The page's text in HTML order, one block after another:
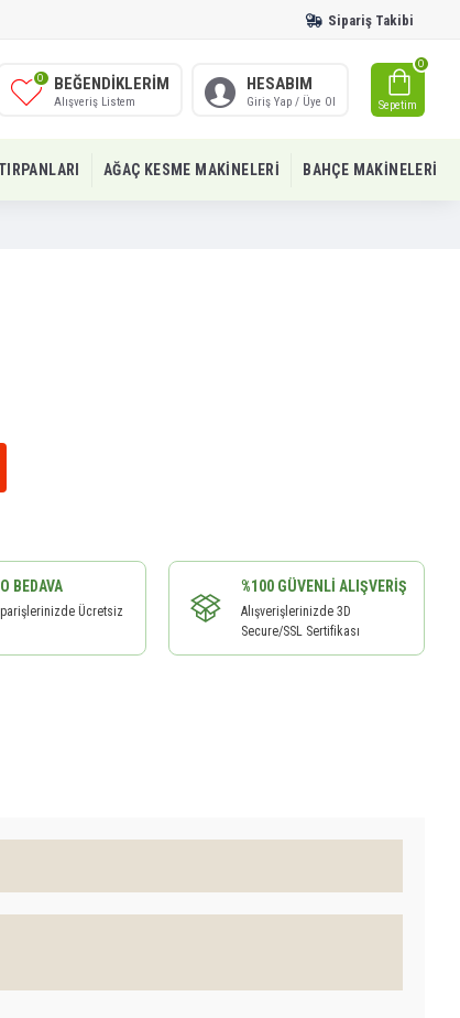
Sipariş Takibi
BEĞENDIKLERIM
Alışveriş Listem
0 HESABIM
Giriş Yap / Üye Ol Sepetim
0
AĞAÇ KESME MAKINELERI BAHÇE MAKINELERI
BEDAVA
Ücretsiz
%100 GÜVENLI ALIŞVERIŞ
Alışverişlerinizde 3D
Secure/SSL Sertifikası